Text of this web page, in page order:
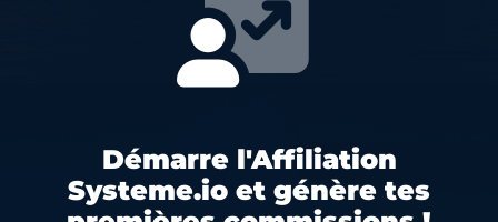
Démarre l'Affiliation
Systeme.io et génère tes